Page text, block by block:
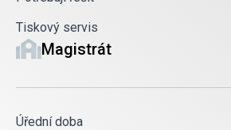
Tiskový servis
Magistrát
Úřední doba